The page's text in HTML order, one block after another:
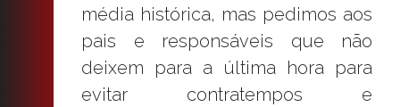
média histórica, mas pedimos aos
pais e responsáveis que não
deixem para a última hora para
evitar contratempos e